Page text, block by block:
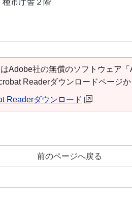
市庁舎２階
Adobe社の無償のソフトウェア
Readerダウンロードページか
Readerダウンロード
前のページへ戻る